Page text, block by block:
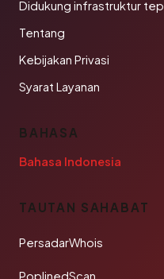
Didukung infrastruktur
Tentang
Kebijakan Privasi
Syarat Layanan
BAHASA
Bahasa Indonesia
TAUTAN SAHABAT
PersadarWhois
PoplinedScan